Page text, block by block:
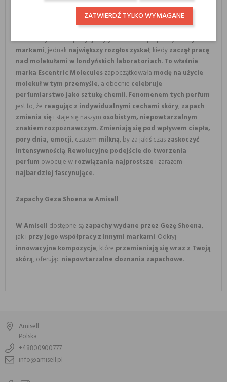
Jedna z najsłynniejszych postaci w świecie perfum–
niemiecki perfumiarz Geza Shoenwydajączapachy oparte o
pojedyncze molekuły,zatrząsł branżą perfumeryjną.Jego
wcześniejsze kompozycjebyły efektemwspółpracy z innymi
markami, jednaknajwiększy rozgłos zyskał, kiedyzaczął pracę
nad molekułami w londyńskich laboratoriach.To właśnie
marka Escentric Moleculeszapoczątkowała modę na użycie
molekuł w tym przemyśle, a obecnie celebruje
perfumiarstwo jako sztukę chemii.Fenomenem tych perfum
jest to, że reagując z indywidualnymi cechami skóry, zapach
zmienia się i staje się naszym osobistym, niepowtarzalnym
znakiem rozpoznawczym.Zmieniają się pod wpływem ciepła,
pory dnia, emocji, czasem milkną, by za jakiś czaszaskoczyć
intensywnością.Rewolucyjne podejście do tworzenia
perfum owocuje wrozwiązania najprostsze i zarazem
najbardziej fascynujące.
Zapachy Geza Shoena w Amisell
W Amisell dostępne sązapachy wydane przez Gezę Shoena,
jak i przy jego współpracy z innymi markami. Odkryj
innowacyjne kompozycje, które przemieniają się wraz z Twoją
skórą, oferując niepowtarzalne doznania zapachowe.
Amisell
Polska
+48800900777
info@amisell.pl
ZATWIERDŹ TYLKO WYMAGANE